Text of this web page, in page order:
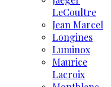
LeCoultre
Jean Marcel
Longines
Luminox
Maurice
Lacroix